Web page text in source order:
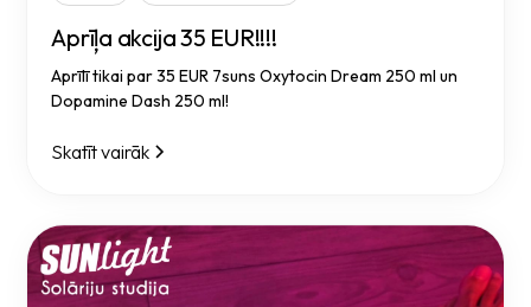
Aprīļa akcija 35 EUR!!!!
Aprīlī tikai par 35 EUR 7suns Oxytocin Dream 250 ml un
Dopamine Dash 250 ml!
Skatīt vairāk